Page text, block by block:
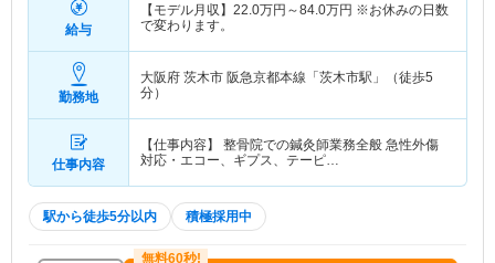
給与
【モデル月収】 22.0万円～84.0万円 ※お休みの日数
で変わります。
勤務地
大阪府 茨木市 阪急京都本線「茨木市駅」（徒歩5
分）
仕事内容
【仕事内容】 整骨院での鍼灸師業務全般 急性外傷
対応・エコー、ギプス、テーピ…
駅から徒歩5分以内 積極採用中